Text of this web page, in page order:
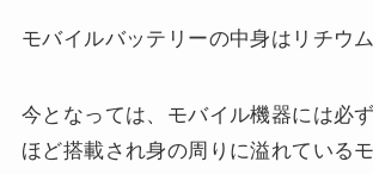
モバイルバッテリーの中身はリチウ
今となっては、モバイル機器には必
ほど搭載され身の周りに溢れている